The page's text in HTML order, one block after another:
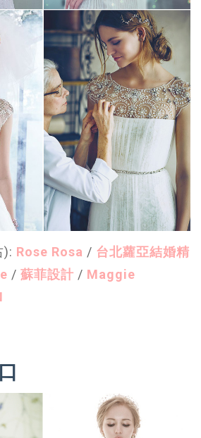
): Rose Rosa / 台北蘿亞結婚精
/ 蘇菲設計 / Maggie